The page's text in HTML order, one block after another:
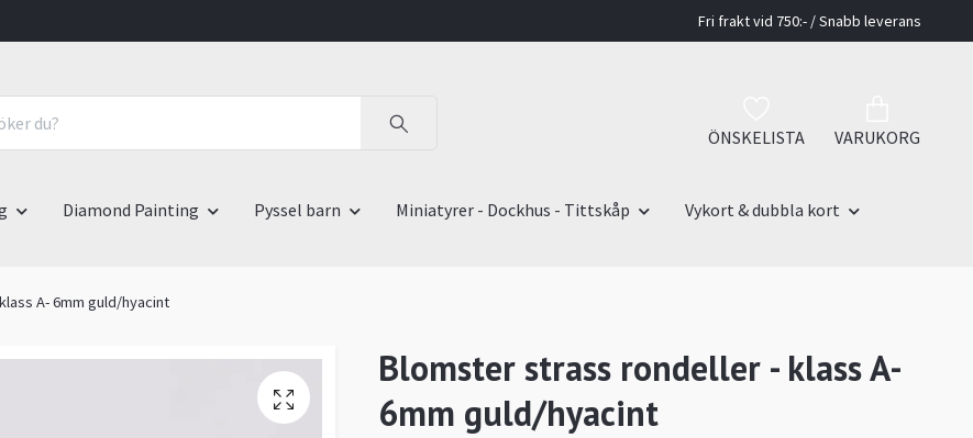
Fri frakt vid 750:- / Snabb leverans
ÖNSKELISTA VARUKORG
Diamond Painting Pyssel barn Miniatyrer - Dockhus - Tittskåp
Vykort & dubbla kort
A- 6mm guld/hyacint
Blomster strass rondeller - klass A-
6mm guld/hyacint